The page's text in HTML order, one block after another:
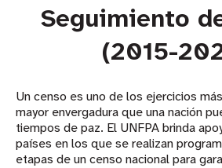
Seguimiento
(2015-
Un censo es uno de los ejercicios
mayor envergadura que una nación
tiempos de paz. El UNFPA brinda
países en los que se realizan
etapas de un censo nacional para